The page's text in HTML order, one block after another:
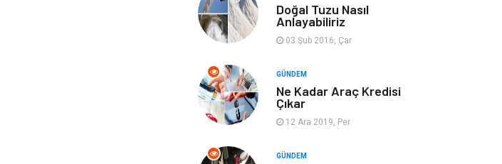
Endüstriyel
Ürünler
Ambalaj
Aksesuar
Nakliyat
Bebek Giyim
Doğal Tuzu Nasıl
Anlayabiliriz
03 Şub 2016, Çar
GÜNDEM
Ne Kadar Araç Kredisi
Çıkar
12 Ara 2019, Per
GÜNDEM